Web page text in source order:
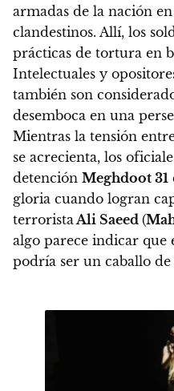
armadas de la nación
clandestinos. Allí, los
prácticas de tortura en
Intelectuales y
también son
desemboca en una
Mientras la tensión
se acrecienta, los
detención Meghdoot 31
gloria cuando logran
terrorista Ali Saeed (
algo parece indicar que
podría ser un caballo de